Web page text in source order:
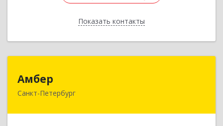
Показать контакты
Назад
Амбер
Санкт-Петербург
191119, Санкт-Петербург г, Правды ул, дом №